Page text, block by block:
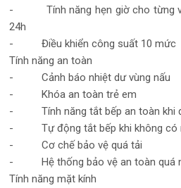
- Tính năng hẹn giờ cho từng
24h
- Điều khiển công suất 10 mức
Tính năng an toàn
- Cảnh báo nhiệt dư vùng nấu
- Khóa an toàn trẻ em
- Tính năng tắt bếp an toàn khi
- Tự động tắt bếp khi không có
- Cơ chế bảo vệ quá tải
- Hệ thống bảo vệ an toàn quá
Tính năng mặt kính